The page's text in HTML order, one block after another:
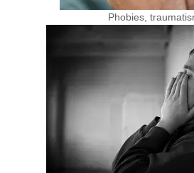
Phobies,